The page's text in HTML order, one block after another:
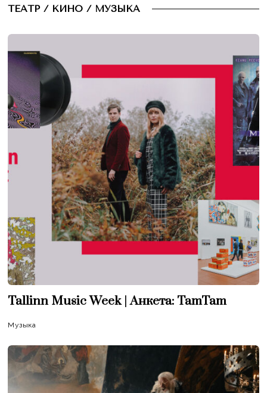
ТЕАТР / КИНО / МУЗЫКА
Tallinn Music Week | Анкета: TamTam
Музыка